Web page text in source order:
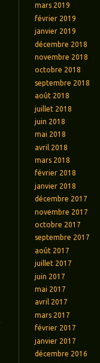
mars 2019
février 2019
janvier 2019
décembre 2018
novembre 2018
octobre 2018
septembre 2018
août 2018
juillet 2018
juin 2018
mai 2018
avril 2018
mars 2018
février 2018
janvier 2018
décembre 2017
novembre 2017
octobre 2017
septembre 2017
août 2017
juillet 2017
juin 2017
mai 2017
avril 2017
mars 2017
février 2017
janvier 2017
décembre 2016